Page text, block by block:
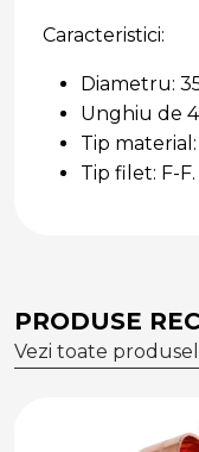
Caracteristici:
Diametru:
Unghiu de
Tip
Tip filet: F-F.
PRODUSE
Vezi toate